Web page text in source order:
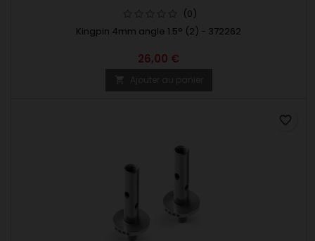
(0)
Kingpin 4mm angle 1.5° (2) - 372262
26,00 €
favorite_border